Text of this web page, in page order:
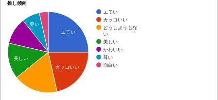
推し傾向
エモい
カッコいい
どうしようもな
い
美しい
かわいい
尊い
面白い
エモい
カッコいい
尊い
美しい